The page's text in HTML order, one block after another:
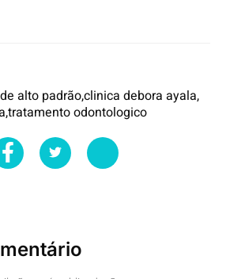
alto padrão,clinica debora ayala,
,tratamento odontologico